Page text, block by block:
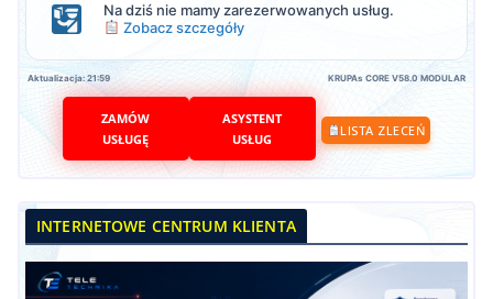
Na dziś nie mamy zarezerwowanych usług.
Zobacz szczegóły
Aktualizacja: 21:59 KRUPAs CORE V58.0 MODULAR
ZAMÓW
USŁUGĘ
ASYSTENT
USŁUG
LISTA ZLECEŃ
INTERNETOWE CENTRUM KLIENTA